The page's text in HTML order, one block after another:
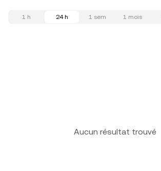
1 h 24 h 1 sem 1 mois
Aucun résultat trouvé